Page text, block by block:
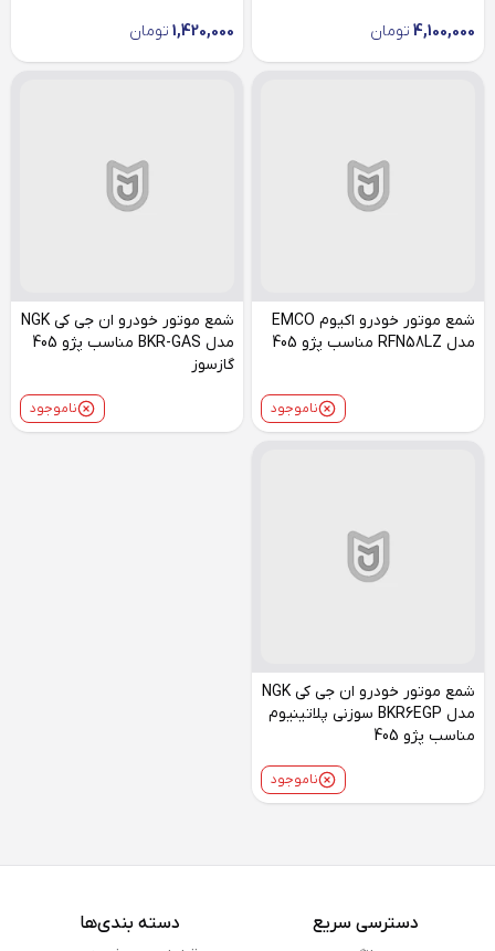
4,100,000 تومان 1,420,000 تومان
شمع موتور خودرو اکیوم EMCO
مدل RFN58LZ مناسب پژو 405
ناموجود
شمع موتور خودرو ان جی کی NGK
مدل BKR-GAS مناسب پژو 405
گازسوز
ناموجود
شمع موتور خودرو ان جی کی NGK
مدل BKR6EGP سوزنی پلاتینیوم
مناسب پژو 405
ناموجود
دسترسی سریع دسته بندی‌ها